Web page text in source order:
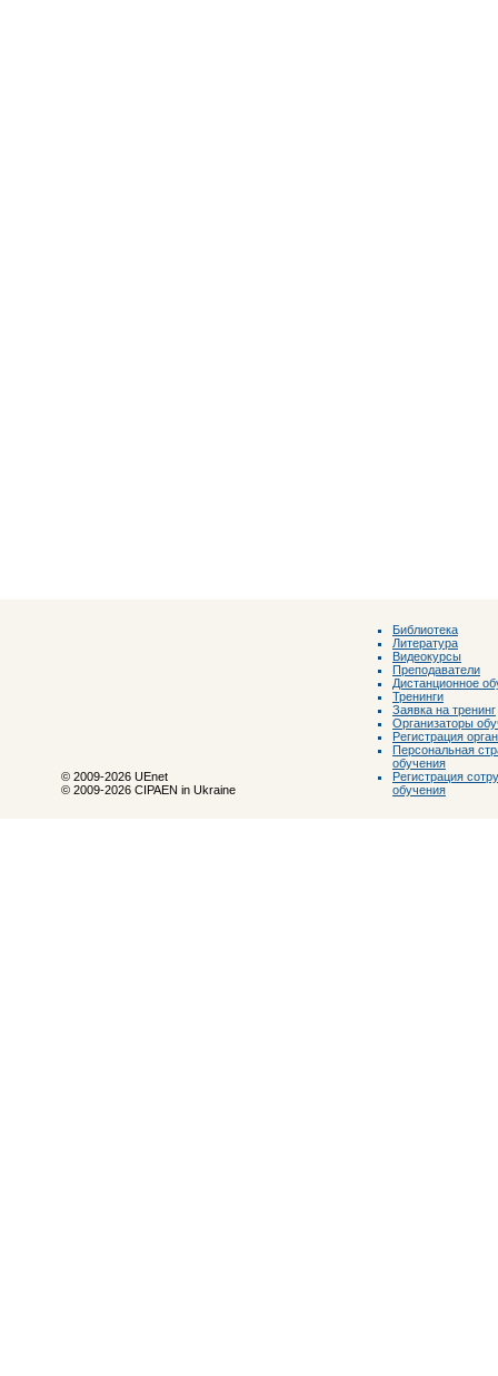
© 2009-2026 UEnet
© 2009-2026 CIPAEN in Ukraine
Библиотека
Литература
Видеокурсы
Преподаватели
Дистанционное
Тренинги
Заявка на тренинг
Организаторы
Регистрация
Персональная
обучения
Регистрация
обучения